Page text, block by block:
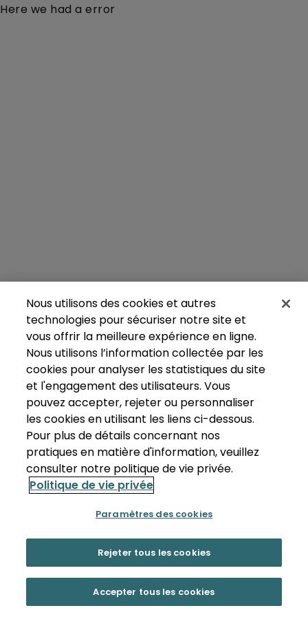
Here we had a error
Nous utilisons des cookies et autres
technologies pour sécuriser notre site et
vous offrir la meilleure expérience en ligne.
Nous utilisons l’information collectée par les
cookies pour analyser les statistiques du site
et l'engagement des utilisateurs. Vous
pouvez accepter, rejeter ou personnaliser
les cookies en utilisant les liens ci-dessous.
Pour plus de détails concernant nos
pratiques en matière d'information, veuillez
consulter notre politique de vie privée.
Politique de vie privée
Paramètres des cookies
Rejeter tous les cookies
Accepter tous les cookies